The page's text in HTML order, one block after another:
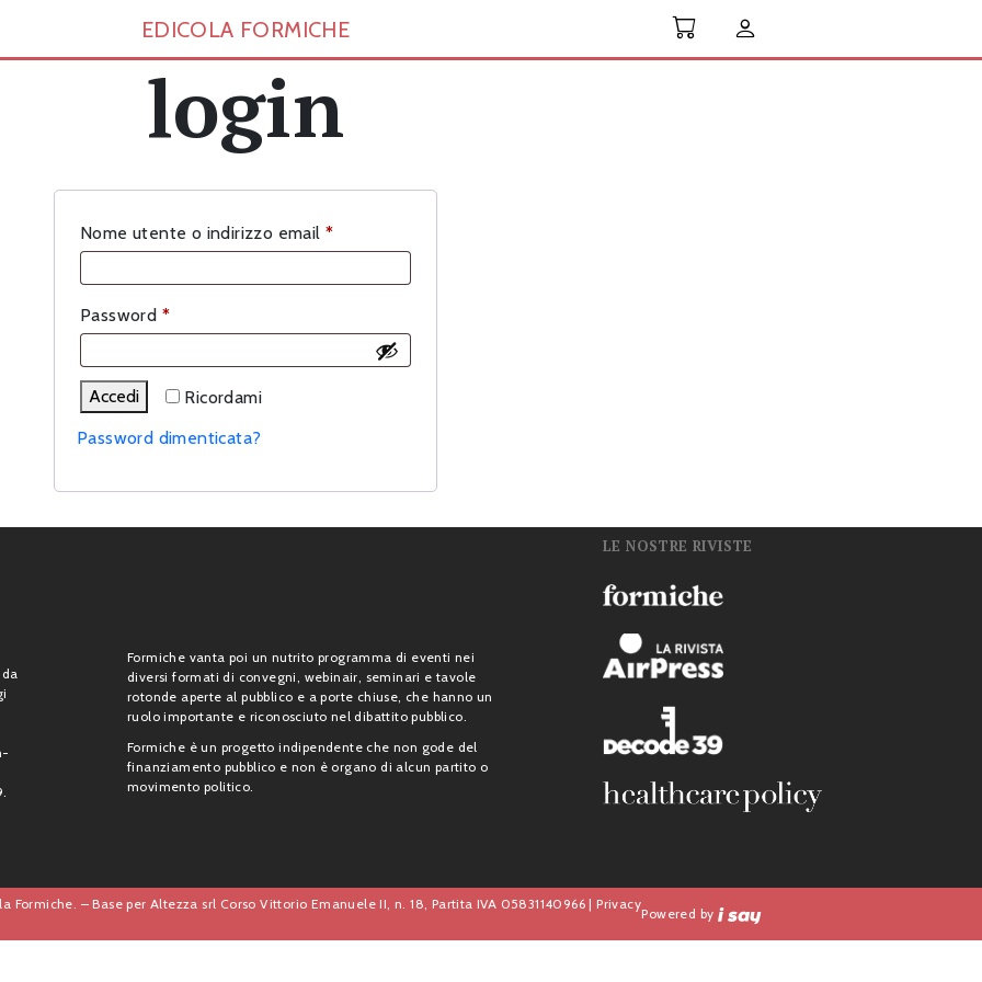
EDICOLA FORMICHE
login
Nome utente o indirizzo email *Richiesto
Password *Richiesto
Ricordami
Accedi
Password dimenticata?
Formiche vanta poi un nutrito programma di eventi nei
diversi formati di convegni, webinair, seminari e tavole
rotonde aperte al pubblico e a porte chiuse, che hanno un
ruolo importante e riconosciuto nel dibattito pubblico.
Formiche è un progetto indipendente che non gode del
finanziamento pubblico e non è organo di alcun partito o
movimento politico.
LE NOSTRE RIVISTE
Formiche. – Base per Altezza srl Corso Vittorio Emanuele II, n. 18, Partita IVA 05831140966 |Privacy
Powered by